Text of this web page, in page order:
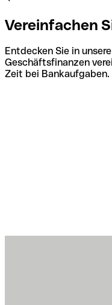
Vereinfachen
Entdecken Sie in
Geschäftsfinanzen
Zeit bei Bankaufgaben.